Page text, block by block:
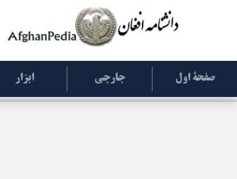
صفحۀ اول جارچی ابزار